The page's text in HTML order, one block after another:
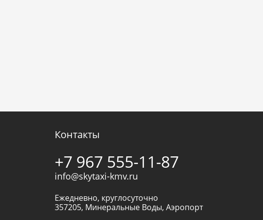
Контакты
+7 967 555-11-87
info@skytaxi-kmv.ru
Ежедневно, круглосуточно
357205, Минеральные Воды, Аэропорт